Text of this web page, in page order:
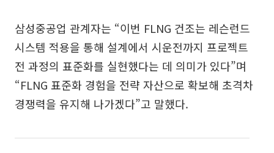
삼성중공업 관계자는 “이번 FLNG 건조는 레슨런드
시스템 적용을 통해 설계에서 시운전까지 프로젝트
전 과정의 표준화를 실현했다는 데 의미가 있다”며
“FLNG 표준화 경험을 전략 자산으로 확보해 초격차
경쟁력을 유지해 나가겠다”고 말했다.